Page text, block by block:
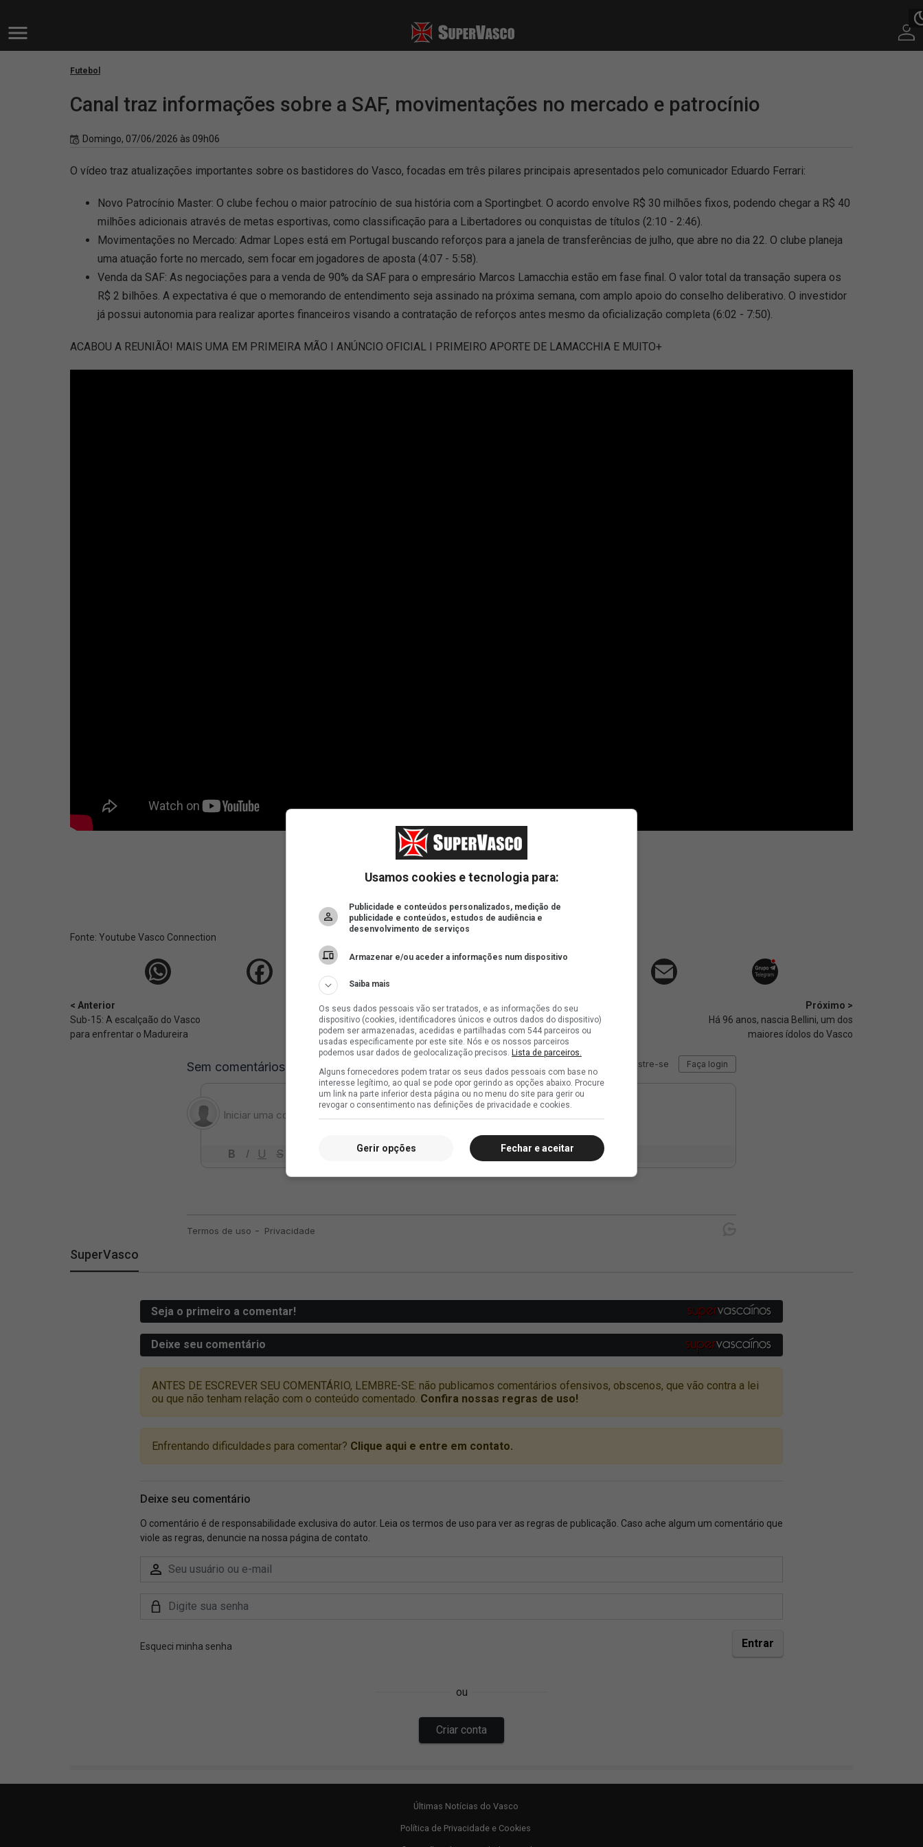
Futebol
Canal traz informações sobre a SAF, movimentações no mercado e patrocínio
Domingo, 07/06/2026 às 09h06
O vídeo traz atualizações importantes sobre os bastidores do Vasco, focadas em três pilares principais apresentados pelo comunicador Eduardo Ferrari:
Novo Patrocínio Master: O clube fechou o maior patrocínio de sua história com a Sportingbet. O acordo envolve R$ 30 milhões fixos, podendo chegar a R$ 40
milhões adicionais através de metas esportivas, como classificação para a Libertadores ou conquistas de títulos (2:10 - 2:46).
Movimentações no Mercado: Admar Lopes está em Portugal buscando reforços para a janela de transferências de julho, que abre no dia 22. O clube planeja
uma atuação forte no mercado, sem focar em jogadores de aposta (4:07 - 5:58).
Venda da SAF: As negociações para a venda de 90% da SAF para o empresário Marcos Lamacchia estão em fase final. O valor total da transação supera os
R$ 2 bilhões. A expectativa é que o memorando de entendimento seja assinado na próxima semana, com amplo apoio do conselho deliberativo. O investidor
já possui autonomia para realizar aportes financeiros visando a contratação de reforços antes mesmo da oficialização completa (6:02 - 7:50).
ACABOU A REUNIÃO! MAIS UMA EM PRIMEIRA MÃO I ANÚNCIO OFICIAL I PRIMEIRO APORTE DE LAMACCHIA E MUITO+
ad
Fonte: Youtube Vasco Connection
< Anterior
Sub-15: A escalçaão do Vasco
para enfrentar o Madureira
Próximo >
Há 96 anos, nascia Bellini, um dos
maiores ídolos do Vasco
SuperVasco
Últimas Notícias do Vasco
Política de Privacidade e Cookies
Usamos cookies e tecnologia para:
Publicidade e conteúdos personalizados, medição de
publicidade e conteúdos, estudos de audiência e
desenvolvimento de serviços
Armazenar e/ou aceder a informações num dispositivo
Saiba mais
Os seus dados pessoais vão ser tratados, e as informações do seu
dispositivo (cookies, identificadores únicos e outros dados do dispositivo)
podem ser armazenadas, acedidas e partilhadas com 544 parceiros ou
usadas especificamente por este site. Nós e os nossos parceiros
podemos usar dados de geolocalização precisos. Lista de parceiros.
Alguns fornecedores podem tratar os seus dados pessoais com base no
interesse legítimo, ao qual se pode opor gerindo as opções abaixo. Procure
um link na parte inferior desta página ou no menu do site para gerir ou
revogar o consentimento nas definições de privacidade e cookies.
Fechar e aceitar
Gerir opções